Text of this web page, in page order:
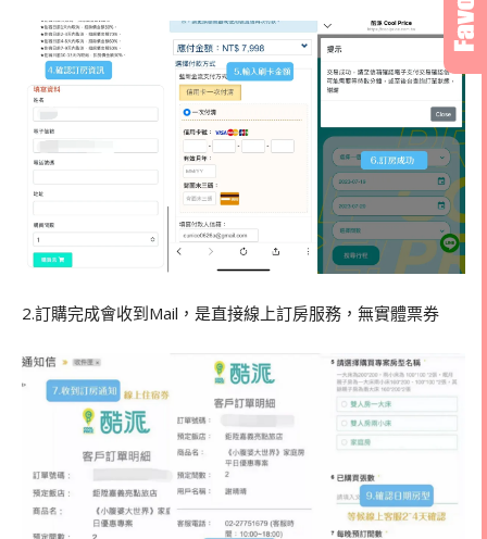
2.訂購完成會收到Mail，是直接線上訂房服務，無實體票券